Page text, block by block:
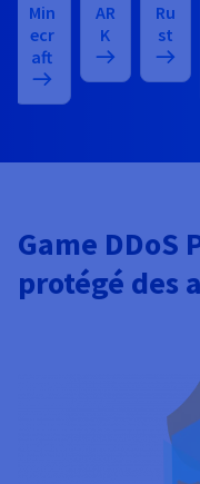
Min
ecr
aft
AR
K
Ru
st
Game DDoS
protégé des